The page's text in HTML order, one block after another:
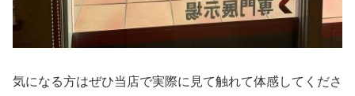
気になる方はぜひ当店で実際に見て触れて体感してくださ